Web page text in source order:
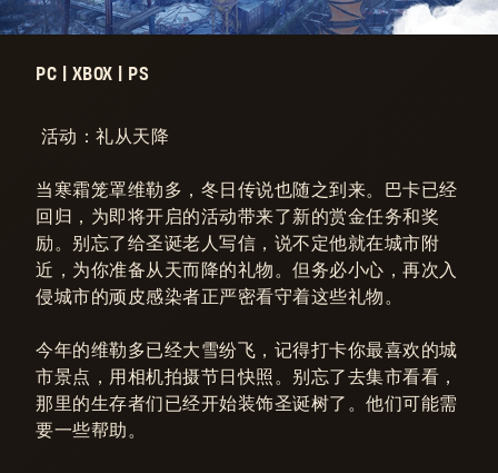
PC | XBOX | PS
活动：礼从天降
当寒霜笼罩维勒多，冬日传说也随之到来。巴卡已经
回归，为即将开启的活动带来了新的赏金任务和奖
励。别忘了给圣诞老人写信，说不定他就在城市附
近，为你准备从天而降的礼物。但务必小心，再次入
侵城市的顽皮感染者正严密看守着这些礼物。
今年的维勒多已经大雪纷飞，记得打卡你最喜欢的城
市景点，用相机拍摄节日快照。别忘了去集市看看，
那里的生存者们已经开始装饰圣诞树了。他们可能需
要一些帮助。